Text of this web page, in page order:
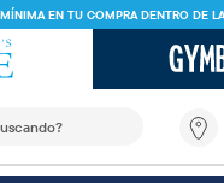
EN TU COMPRA DENTRO DE
campo de búsqueda